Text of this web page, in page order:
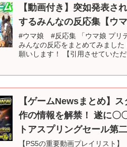
【動画付き】突如発表さ
するみんなの反応集【ウ
#ウマ娘 #反応集 「ウマ娘 プリ
みんなの反応をまとめてみまし
願いします！ 【引用させていた
【ゲームNewsまとめ】
作の情報を解禁！ 遂に〇
トアスプリングセール第
【PS5の重要動画プレイリスト